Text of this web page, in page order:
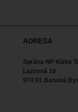
ADRESA
Správa NP Nízke
Lazovná 10
974 01 Banská